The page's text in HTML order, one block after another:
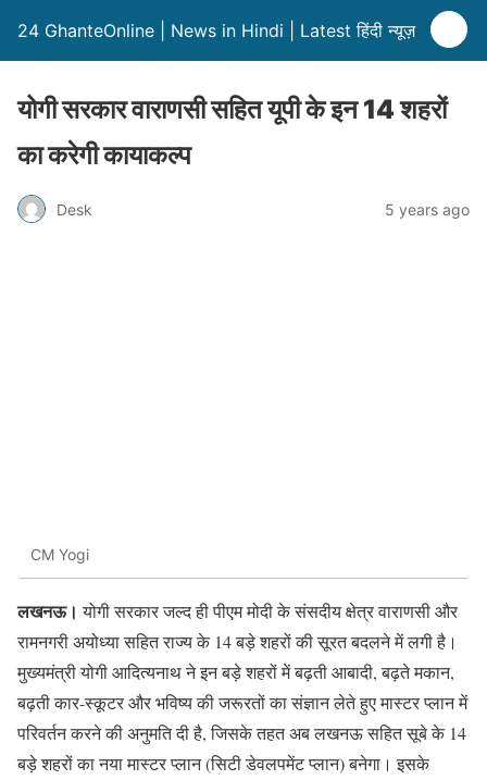
24 GhanteOnline | News in Hindi | Latest हिंदी न्यूज़
योगी सरकार वाराणसी सहित यूपी के इन 14 शहरों
का करेगी कायाकल्प
Desk 5 years ago
CM Yogi
लखनऊ। योगी सरकार जल्द ही पीएम मोदी के संसदीय क्षेत्र वाराणसी और
रामनगरी अयोध्या सहित राज्य के 14 बड़े शहरों की सूरत बदलने में लगी है।
मुख्यमंत्री योगी आदित्यनाथ ने इन बड़े शहरों में बढ़ती आबादी, बढ़ते मकान,
बढ़ती कार-स्कूटर और भविष्य की जरूरतों का संज्ञान लेते हुए मास्टर प्लान में
परिवर्तन करने की अनुमति दी है, जिसके तहत अब लखनऊ सहित सूबे के 14
बड़े शहरों का नया मास्टर प्लान (सिटी डेवलपमेंट प्लान) बनेगा। इसके